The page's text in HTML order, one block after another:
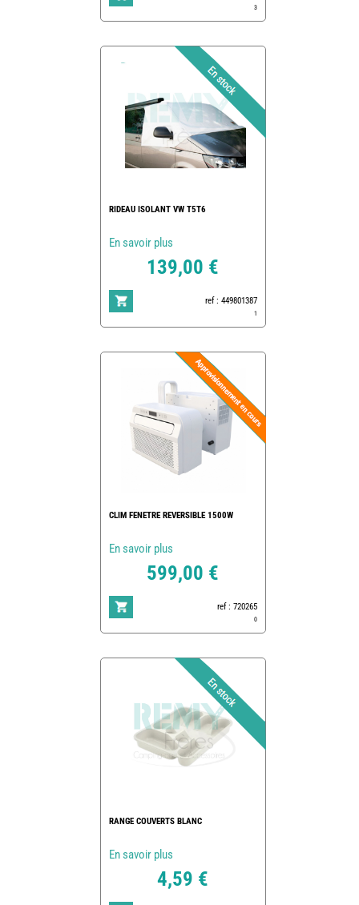
3
RIDEAU ISOLANT VW T5T6
En savoir plus
139,00 €
ref : 449801387
1
CLIM FENETRE REVERSIBLE 1500W
En savoir plus
599,00 €
ref : 720265
0
RANGE COUVERTS BLANC
En savoir plus
4,59 €